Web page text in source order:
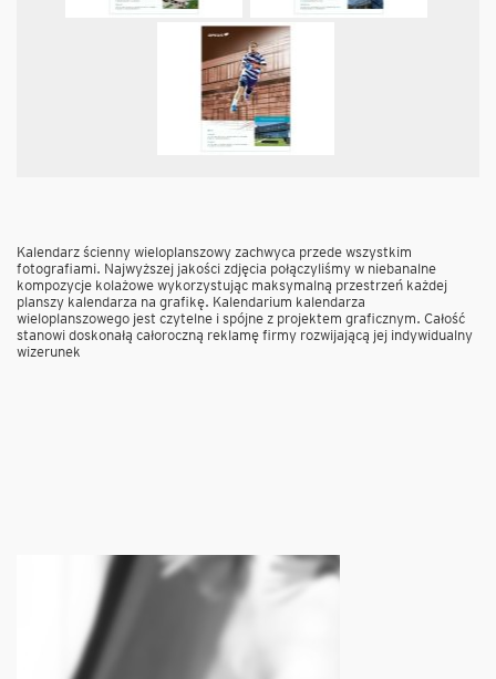
Kalendarz ścienny wieloplanszowy zachwyca przede wszystkim
fotografiami. Najwyższej jakości zdjęcia połączyliśmy w niebanalne
kompozycje kolażowe wykorzystując maksymalną przestrzeń każdej
planszy kalendarza na grafikę. Kalendarium kalendarza
wieloplanszowego jest czytelne i spójne z projektem graficznym. Całość
stanowi doskonałą całoroczną reklamę firmy rozwijającą jej indywidualny
wizerunek